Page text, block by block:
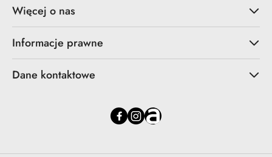
Więcej o nas
Informacje prawne
Dane kontaktowe